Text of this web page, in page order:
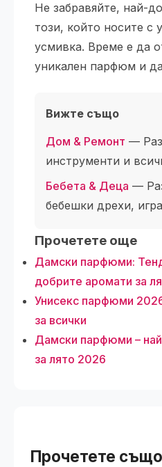
Не забравяйте, най-
този, който носите с
усмивка. Време е да
уникален парфюм и да
Вижте също
Дом & Ремонт —
инструменти и
Бебета & Деца —
бебешки дрехи,
Прочетете още
Дамски парфюми:
добрите аромати за
Унисекс парфюми
за всички
Дамски парфюми –
за лято 2026
Прочетете също